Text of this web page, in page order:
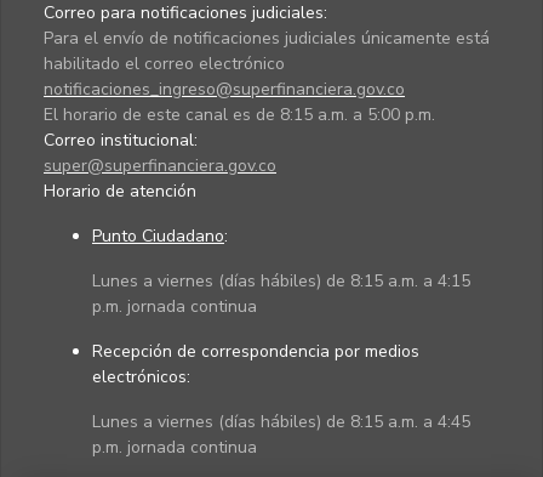
Correo para notificaciones judiciales:
Para el envío de notificaciones judiciales únicamente está
habilitado el correo electrónico
notificaciones_ingreso@superfinanciera.gov.co
El horario de este canal es de 8:15 a.m. a 5:00 p.m.
Correo institucional:
super@superfinanciera.gov.co
Horario de atención
Punto Ciudadano:
Lunes a viernes (días hábiles) de 8:15 a.m. a 4:15
p.m. jornada continua
Recepción de correspondencia por medios
electrónicos:
Lunes a viernes (días hábiles) de 8:15 a.m. a 4:45
p.m. jornada continua